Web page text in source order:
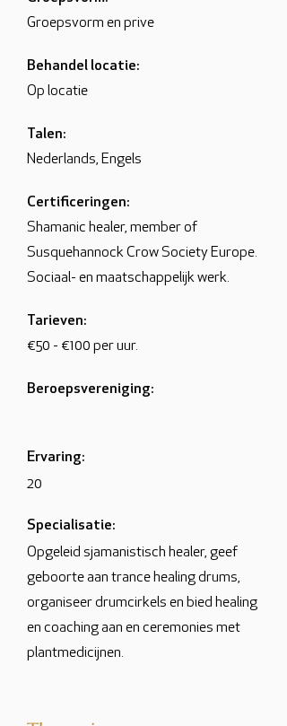
Groepsvorm en prive
Behandel locatie:
Op locatie
Talen:
Nederlands, Engels
Certificeringen:
Shamanic healer, member of
Susquehannock Crow Society Europe.
Sociaal- en maatschappelijk werk.
Tarieven:
€50 - €100 per uur.
Beroepsvereniging:
Ervaring:
20
Specialisatie:
Opgeleid sjamanistisch healer, geef
geboorte aan trance healing drums,
organiseer drumcirkels en bied healing
en coaching aan en ceremonies met
plantmedicijnen.